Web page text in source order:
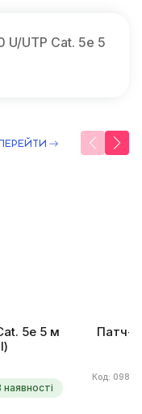
U/UTP Cat. 5e 5
ПЕРЕЙТИ
5e 5 м
наявності
Патч-
Код: 0985